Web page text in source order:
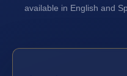
available in English and